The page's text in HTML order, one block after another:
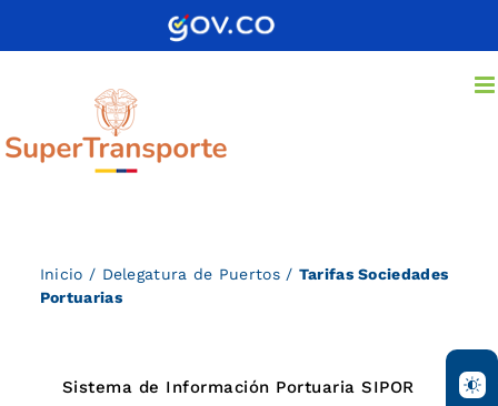
Inicio / Delegatura de Puertos/ Tarifas Sociedades
Portuarias
Sistema de Información Portuaria SIPOR